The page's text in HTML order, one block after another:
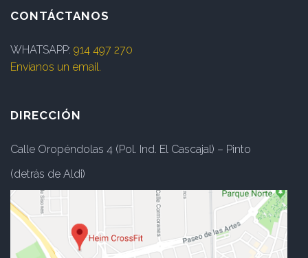
CONTÁCTANOS
WHATSAPP: 914 497 270
Envíanos un email.
DIRECCIÓN
Calle Oropéndolas 4 (Pol. Ind. El Cascajal) – Pinto
(detrás de Aldi)